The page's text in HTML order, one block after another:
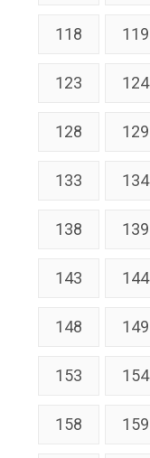
118 119
123 124
128 129
133 134
138 139
143 144
148 149
153 154
158 159